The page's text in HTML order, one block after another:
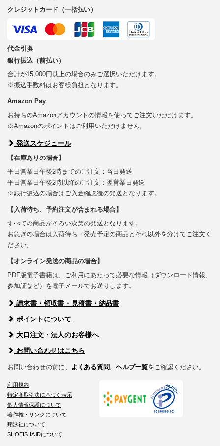
クレジットカード（一括払い）
代金引換
銀行振込（前払い）
合計が15,000円以上の場合のみご選択いただけます。
※振込手数料はお客様負担となります。
Amazon Pay
お持ちのAmazonアカウントの情報を使ってご注文いただけます。
※Amazonのポイントはご利用いただけません。
発送スケジュール
【在庫ありの場合】
平日営業日午後2時までのご注文：当日発送
平日営業日午後2時以降のご注文：翌営業日発送
※銀行振込の場合はご入金確認後の発送となります。
【入荷待ち、予約注文が含まれる場合】
すべての商品がそろい次第の発送となります。
お急ぎの場合は入荷待ち・発売予定の商品とそれ以外を分けてご注文く
ださい。
【オンライン発送の商品の場合】
PDF版電子書籍は、ご利用にあたって必要な情報（ダウンロード情報、
参加証など）を電子メールでお送りします。
請求書・領収書・見積書・納品書
ポイントについて
大口注文・法人のお客様へ
お問い合わせはこちら
お問い合わせの前に、 よくある質問 ヘルプ一覧をご確認ください。
利用規約
特定商取引法に基づく表示
個人情報保護について
著作権・リンクについて
翔泳社について
SHOEISHA iDについて